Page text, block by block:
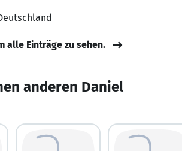
alle Einträge zu sehen.
anderen Daniel